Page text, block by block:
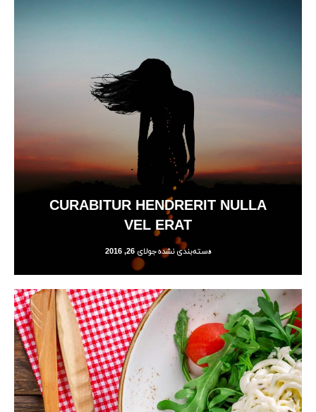
CURABITUR HENDRERIT NULLA
VEL ERAT
دسته‌بندی نشدهجولای 26, 2016